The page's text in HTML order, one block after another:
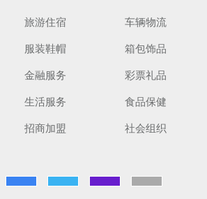
旅游住宿 车辆物流
服装鞋帽 箱包饰品
金融服务 彩票礼品
生活服务 食品保健
招商加盟 社会组织
扫码手机预